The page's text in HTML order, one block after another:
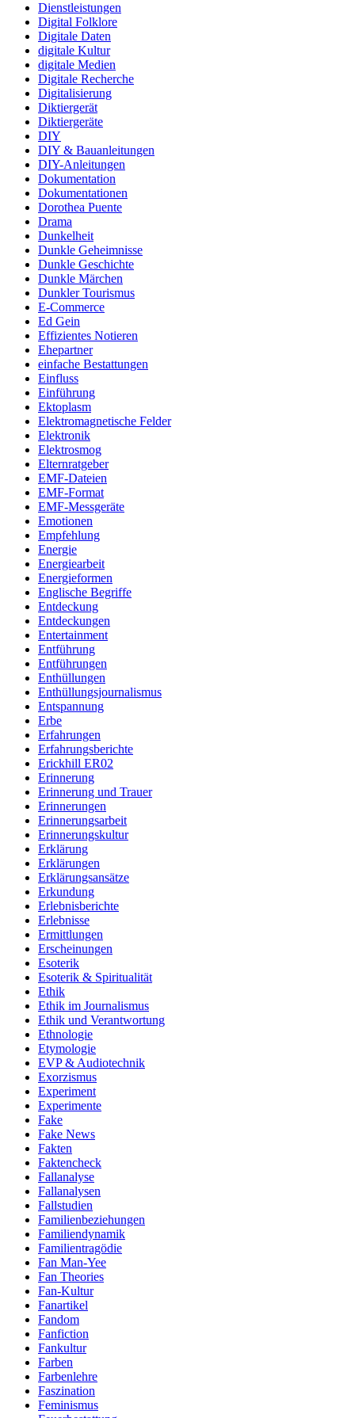
Dienstleistungen
Digital Folklore
Digitale Daten
digitale Kultur
digitale Medien
Digitale Recherche
Digitalisierung
Diktiergerät
Diktiergeräte
DIY
DIY & Bauanleitungen
DIY-Anleitungen
Dokumentation
Dokumentationen
Dorothea Puente
Drama
Dunkelheit
Dunkle Geheimnisse
Dunkle Geschichte
Dunkle Märchen
Dunkler Tourismus
E-Commerce
Ed Gein
Effizientes Notieren
Ehepartner
einfache Bestattungen
Einfluss
Einführung
Ektoplasm
Elektromagnetische Felder
Elektronik
Elektrosmog
Elternratgeber
EMF-Dateien
EMF-Format
EMF-Messgeräte
Emotionen
Empfehlung
Energie
Energiearbeit
Energieformen
Englische Begriffe
Entdeckung
Entdeckungen
Entertainment
Entführung
Entführungen
Enthüllungen
Enthüllungsjournalismus
Entspannung
Erbe
Erfahrungen
Erfahrungsberichte
Erickhill ER02
Erinnerung
Erinnerung und Trauer
Erinnerungen
Erinnerungsarbeit
Erinnerungskultur
Erklärung
Erklärungen
Erklärungsansätze
Erkundung
Erlebnisberichte
Erlebnisse
Ermittlungen
Erscheinungen
Esoterik
Esoterik & Spiritualität
Ethik
Ethik im Journalismus
Ethik und Verantwortung
Ethnologie
Etymologie
EVP & Audiotechnik
Exorzismus
Experiment
Experimente
Fake
Fake News
Fakten
Faktencheck
Fallanalyse
Fallanalysen
Fallstudien
Familienbeziehungen
Familiendynamik
Familientragödie
Fan Man-Yee
Fan Theories
Fan-Kultur
Fanartikel
Fandom
Fanfiction
Fankultur
Farben
Farbenlehre
Faszination
Feminismus